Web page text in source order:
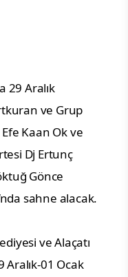
29 Aralık
ve Grup
Kaan Ok ve
Dj Ertunç
Gönce
sahne alacak.
ve Alaçatı
01 Ocak